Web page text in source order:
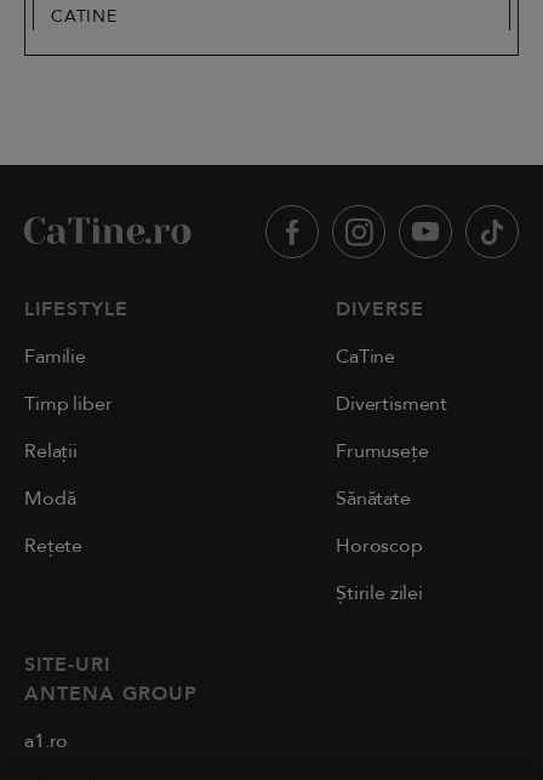
CATINE
LIFESTYLE
Familie
Timp liber
Relații
Modă
Rețete
DIVERSE
CaTine
Divertisment
Frumusețe
Sănătate
Horoscop
Știrile zilei
SITE-URI
ANTENA GROUP
a1.ro